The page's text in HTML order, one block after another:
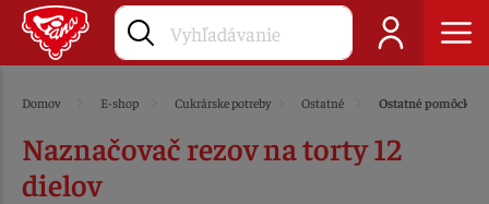
Domov E-shop Cukrárske potreby Ostatné Ostatné pomôcky
Naznačovač rezov na torty 12
dielov